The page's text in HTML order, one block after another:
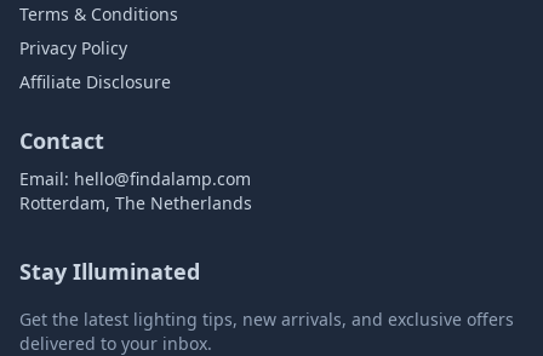
Terms & Conditions
Privacy Policy
Affiliate Disclosure
Contact
Email: hello@findalamp.com
Rotterdam, The Netherlands
Stay Illuminated
Get the latest lighting tips, new arrivals, and exclusive offers
delivered to your inbox.